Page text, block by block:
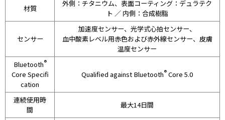
材質
外側：チタニウム、表面コーティング：デュラテク
ト ／ 内側：合成樹脂
センサー
加速度センサー、光学式心拍センサー、
血中酸素レベル用赤色および赤外線センサー、皮膚
温度センサー
Bluetooth®
Core Specifi
cation
Qualified against Bluetooth®Core 5.0
連続使用時
間
最大14日間